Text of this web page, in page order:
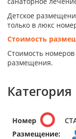
Детское
только в люкс
Стоимость
Стоимость номеров
размещения.
Номер
Размещение: